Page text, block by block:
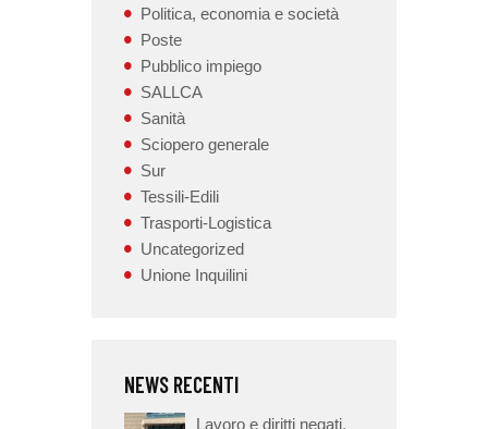
Politica, economia e società
Poste
Pubblico impiego
SALLCA
Sanità
Sciopero generale
Sur
Tessili-Edili
Trasporti-Logistica
Uncategorized
Unione Inquilini
NEWS RECENTI
Lavoro e diritti negati,